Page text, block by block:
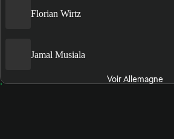
Florian Wirtz
Jamal Musiala
Voir Allemagne